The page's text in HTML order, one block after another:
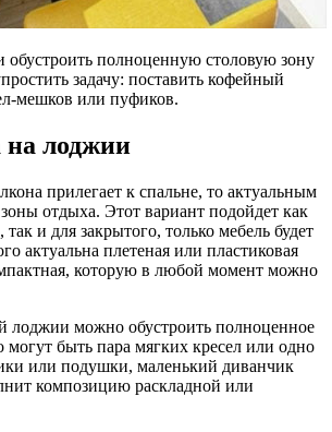
полноценную столовую зону
задачу: поставить кофейный
мешков или пуфиков.
на лоджии
прилегает к спальне, то актуальным
зоны отдыха. Этот вариант подойдет как
и для закрытого, только мебель будет
актуальна плетеная или пластиковая
которую в любой момент можно
лоджии можно обустроить полноценное
могут быть пара мягких кресел или одно
или подушки, маленький диванчик
композицию раскладной или